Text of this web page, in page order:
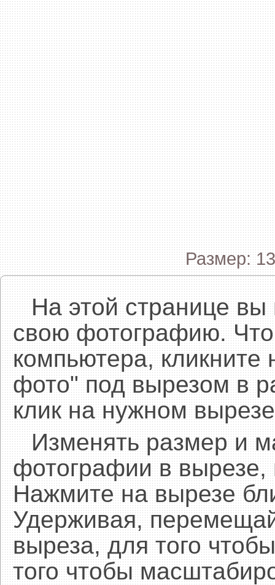
Размер:
На этой странице вы
свою фотографию.
компьютера, кликните
фото" под вырезом в
клик на нужном
Изменять размер и
фотографии в
Нажмите на вырезе
Удерживая,
выреза, для того
того чтобы